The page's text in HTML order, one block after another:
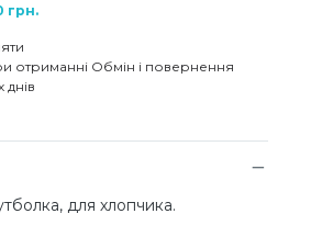
грн.
отриманні Обмін і повернення
для хлопчика.